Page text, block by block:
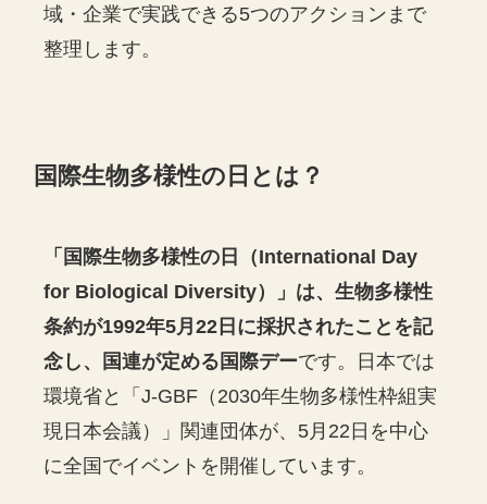
域・企業で実践できる5つのアクションまで
整理します。
国際生物多様性の日とは？
「国際生物多様性の日（International Day
for Biological Diversity）」は、生物多様性
条約が1992年5月22日に採択されたことを記
念し、国連が定める国際デーです。日本では
環境省と「J-GBF（2030年生物多様性枠組実
現日本会議）」関連団体が、5月22日を中心
に全国でイベントを開催しています。